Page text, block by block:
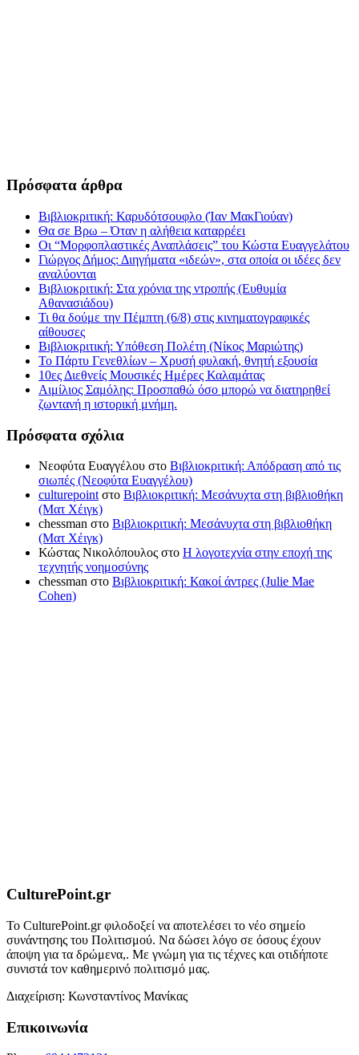
Πρόσφατα άρθρα
Βιβλιοκριτική: Καρυδότσουφλο (Ίαν ΜακΓιούαν)
Θα σε Βρω – Όταν η αλήθεια καταρρέει
Οι “Μορφοπλαστικές Αναπλάσεις” του Κώστα Ευαγγελάτου
Γιώργος Δήμος: Διηγήματα «ιδεών», στα οποία οι ιδέες δεν
αναλύονται
Βιβλιοκριτική: Στα χρόνια της ντροπής (Ευθυμία
Αθανασιάδου)
Τι θα δούμε την Πέμπτη (6/8) στις κινηματογραφικές
αίθουσες
Βιβλιοκριτική: Υπόθεση Πολέτη (Νίκος Μαριώτης)
Το Πάρτυ Γενεθλίων – Χρυσή φυλακή, θνητή εξουσία
10ες Διεθνείς Μουσικές Ημέρες Καλαμάτας
Αιμίλιος Σαμόλης: Προσπαθώ όσο μπορώ να διατηρηθεί
ζωντανή η ιστορική μνήμη.
Πρόσφατα σχόλια
Νεοφύτα Ευαγγέλου στο Βιβλιοκριτική: Απόδραση από τις
σιωπές (Νεοφύτα Ευαγγέλου)
culturepointστο Βιβλιοκριτική: Μεσάνυχτα στη βιβλιοθήκη
(Ματ Χέιγκ)
chessman στο Βιβλιοκριτική: Μεσάνυχτα στη βιβλιοθήκη
(Ματ Χέιγκ)
Κώστας Νικολόπουλος στο Η λογοτεχνία στην εποχή της
τεχνητής νοημοσύνης
chessman στο Βιβλιοκριτική: Κακοί άντρες (Julie Mae
Cohen)
CulturePoint.gr
Το CulturePoint.gr φιλοδοξεί να αποτελέσει το νέο σημείο
συνάντησης του Πολιτισμού. Να δώσει λόγο σε όσους έχουν
άποψη για τα δρώμενα,. Με γνώμη για τις τέχνες και οτιδήποτε
συνιστά τον καθημερινό πολιτισμό μας.
Διαχείριση: Κωνσταντίνος Μανίκας
Επικοινωνία